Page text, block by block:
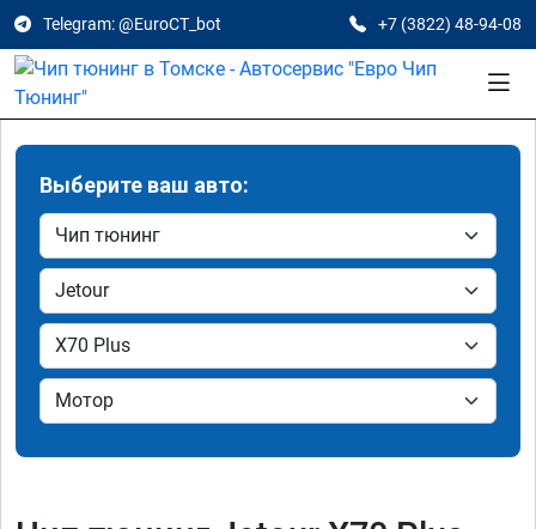
Telegram: @EuroCT_bot +7 (3822) 48-94-08
Выберите ваш авто: